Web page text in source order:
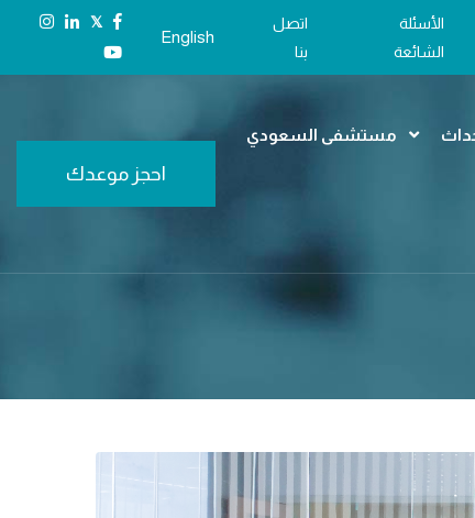
الأسئلة
الشائعة
اتصل
بنا
English
𝕏
مستشفى السعودي
احجز موعدك